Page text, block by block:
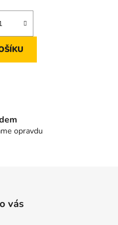
opravdu
vás